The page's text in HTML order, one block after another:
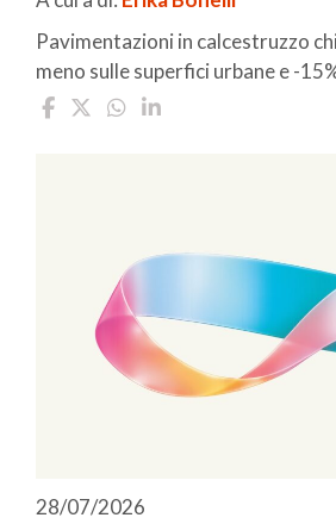
Pavimentazioni in calcestruzzo
meno sulle superfici urbane e -
28/07/2026